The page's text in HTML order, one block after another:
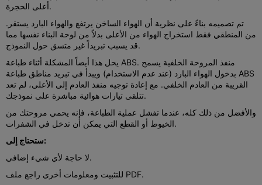
أعلى الحجرة.
تم تصميمه بناءً على نظرية أن الهواء الساخن يرتفع والهواء البارد يستقر.
من المنطقي فقط استخراج الهواء من الأعلى بدلاً من لوحة البناء نفسها مما
قد يسبب تبريداً غير متسق حول النموذج.
يحل هذا أيضاً المشكلة أثناء طباعة ABS. منفذ المروحة الخلفية يسمح
بدخول الهواء البارد (عند عدم الاستخدام) ويبدأ في تبريد مناطق طباعة ABS
القريبة من العادم الخلفي. مع إعادة توجيه منفذ العادم إلى الأعلى، لم تعد
تتلقى تيارات هوائية مباشرة على نموذجك.
والأفضل من ذلك كله، عندما تفشل عملية الطباعة، فإنه يحمي مروحتك من
الخيوط أو القطع التي يمكن أن تدخل في الشفرات.
ستحتاج إلى:
لا حاجة لأي شيء إضافي.
للتثبيت ومعلومات أخرى راجع ملف PDF.